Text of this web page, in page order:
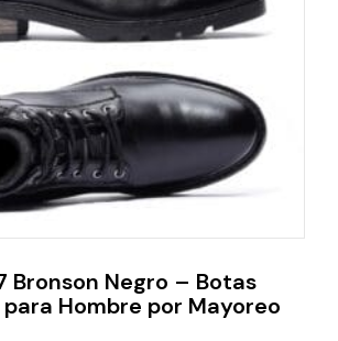
Bronson Negro – Botas
Hombre por Mayoreo